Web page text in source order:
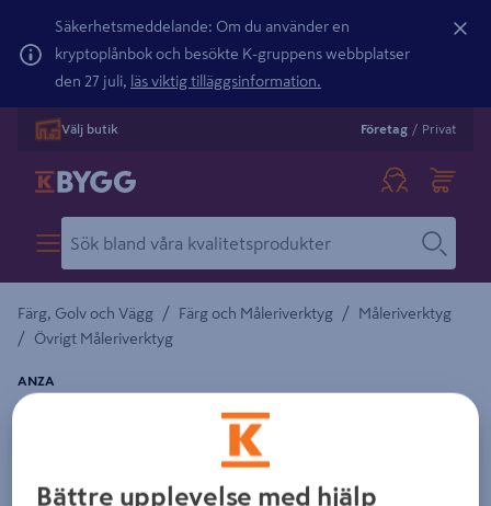
Säkerhetsmeddelande: Om du använder en
kryptoplånbok och besökte K-gruppens webbplatser
den 27 juli, läs viktig tilläggsinformation.
Välj butik Företag / Privat
Färg, Golv och Vägg / Färg och Måleriverktyg / Måleriverktyg
/ Övrigt Måleriverktyg
TVÄTTBORSTE ANZA 170MM
ANZA
Detaljerad beskrivning finns i produktbeskrivningsområdet
Bättre upplevelse med hjälp